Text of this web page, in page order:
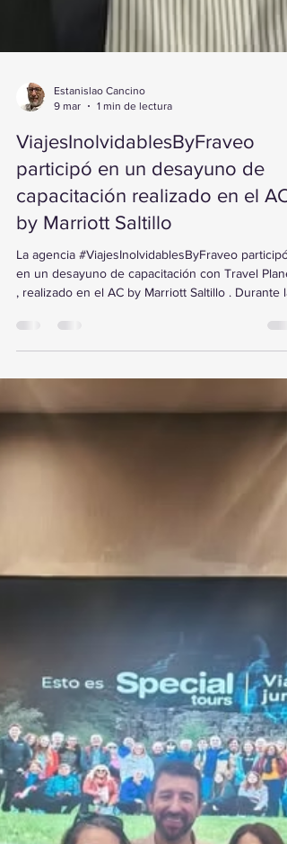
Estanislao Cancino
9 mar
1 min de lectura
ViajesInolvidablesByFraveo
participó en un desayuno de
capacitación realizado en el AC
by Marriott Saltillo
en un desayuno de capacitación con Travel
herramientas con inteligencia artificial aplicadas al
sector turístico, enfocadas en optimizar procesos
mejorar la atención a los viajeros . Este tipo de